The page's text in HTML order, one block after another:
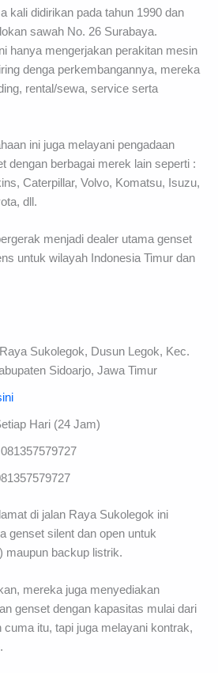
kali didirikan pada tahun 1990 dan
sawah No. 26 Surabaya.
hanya mengerjakan perakitan mesin
denga perkembangannya, mereka
rental/sewa, service serta
ini juga melayani pengadaan
dengan berbagai merek lain seperti :
Caterpillar, Volvo, Komatsu, Isuzu,
dll.
menjadi dealer utama genset
untuk wilayah Indonesia Timur dan
Sukolegok, Dusun Legok, Kec.
Sidoarjo, Jawa Timur
Hari (24 Jam)
081357579727
di jalan Raya Sukolegok ini
genset silent dan open untuk
maupun backup listrik.
mereka juga menyediakan
genset dengan kapasitas mulai dari
cuma itu, tapi juga melayani kontrak,